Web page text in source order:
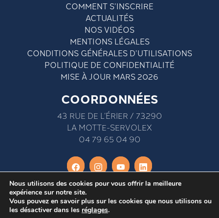
Nous utilisons des cookies pour vous offrir la meilleure
expérience sur notre site.
Vous pouvez en savoir plus sur les cookies que nous utilisons ou
les désactiver dans les réglages.
COMMENT S’INSCRIRE
ACTUALITÉS
NOS VIDÉOS
MENTIONS LÉGALES
CONDITIONS GÉNÉRALES D’UTILISATIONS
POLITIQUE DE CONFIDENTIALITÉ
MISE À JOUR MARS 2026
COORDONNÉES
43 RUE DE L’ÉRIER / 73290
LA MOTTE-SERVOLEX
04 79 65 04 90